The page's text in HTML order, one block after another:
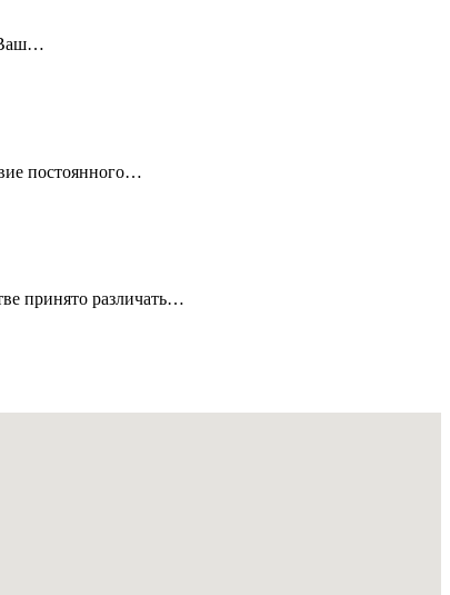
Ваш…
постоянного…
принято различать…